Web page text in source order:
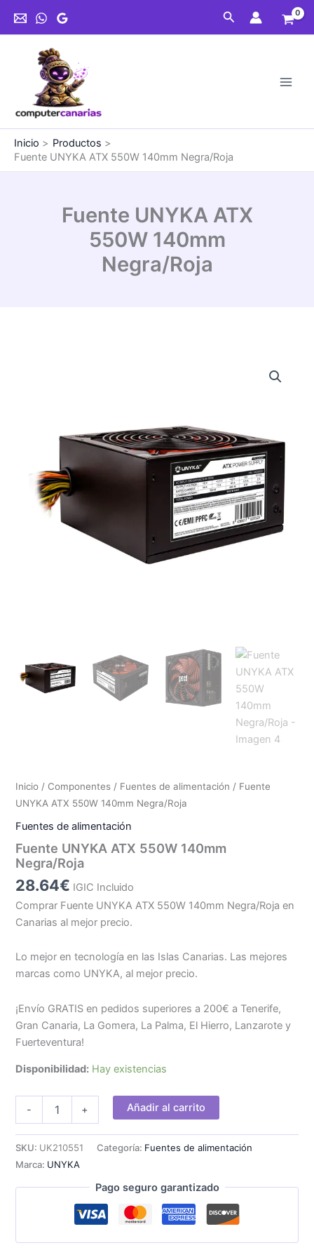
Buscar
Inicio
Productos
Fuente UNYKA ATX 550W 140mm Negra/Roja
Fuente UNYKA ATX
550W 140mm
Negra/Roja
Inicio / Componentes / Fuentes de alimentación / Fuente
UNYKA ATX 550W 140mm Negra/Roja
Fuentes de alimentación
Fuente UNYKA ATX 550W 140mm
Negra/Roja
28.64€ IGIC Incluido
Comprar Fuente UNYKA ATX 550W 140mm Negra/Roja en
Canarias al mejor precio.
Lo mejor en tecnología en las Islas Canarias. Las mejores
marcas como UNYKA, al mejor precio.
¡Envío GRATIS en pedidos superiores a 200€ a Tenerife,
Gran Canaria, La Gomera, La Palma, El Hierro, Lanzarote y
Fuerteventura!
Disponibilidad: Hay existencias
-
550W
Negra/Roja
cantidad
+ Añadir al carrito
SKU: UK210551 Categoría: Fuentes de alimentación
Marca: UNYKA
Pago seguro garantizado
550W
140mm
cantidad